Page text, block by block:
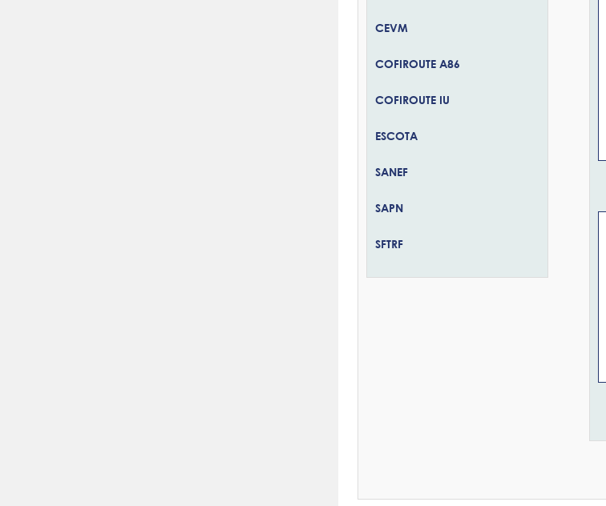
CEVM
COFIROUTE A86
COFIROUTE IU
ESCOTA
SANEF
SAPN
SFTRF